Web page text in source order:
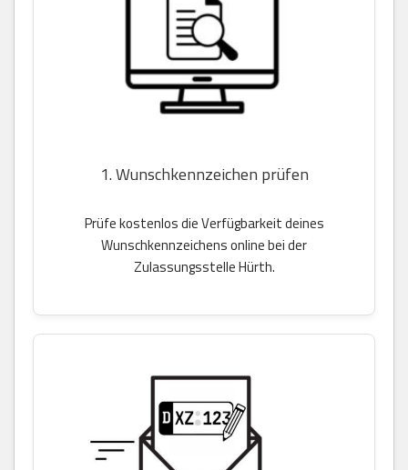
1. Wunschkennzeichen prüfen
Prüfe kostenlos die Verfügbarkeit deines
Wunschkennzeichens online bei der
Zulassungsstelle Hürth.